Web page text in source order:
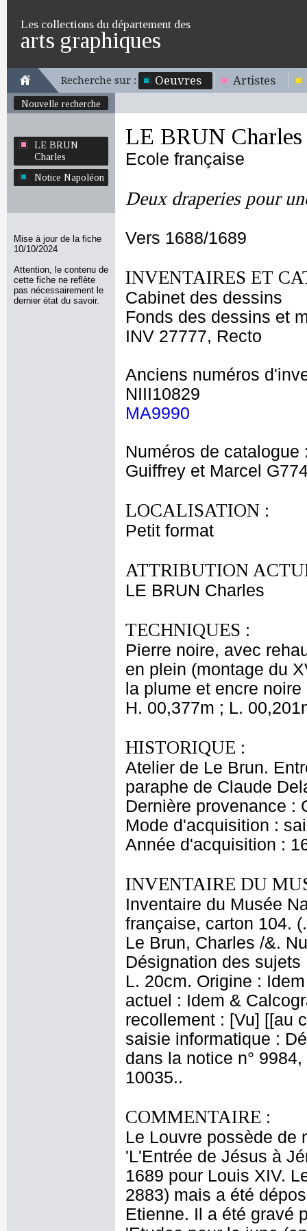
Les collections du département des
arts graphiques
Recherche sur : Oeuvres Artistes
Nouvelle recherche
LE BRUN
Charles
Notice Napoléon
Mise à jour de la fiche
10/10/2024
Attention, le contenu de
cette fiche ne reflète
pas nécessairement le
dernier état du savoir.
LE BRUN Charles
Ecole française
Deux draperies pour
Vers 1688/1689
INVENTAIRES ET
Cabinet des dessins
Fonds des dessins et
INV 27777, Recto
Anciens numéros
NIII10829
MA9990
Numéros de catalogue
Guiffrey et Marcel
LOCALISATION :
Petit format
ATTRIBUTION
LE BRUN Charles
TECHNIQUES :
Pierre noire, avec
en plein (montage du
la plume et encre
H. 00,377m ; L.
HISTORIQUE :
Atelier de Le Brun.
paraphe de Claude
Dernière provenance :
Mode d'acquisition :
Année d'acquisition :
INVENTAIRE DU
Inventaire du Musée
française, carton 104.
Le Brun, Charles /&.
Désignation des
L. 20cm. Origine :
actuel : Idem &
recollement : [Vu] [[au
saisie informatique :
dans la notice n°
10035..
COMMENTAIRE :
Le Louvre possède de
'L'Entrée de Jésus à
1689 pour Louis XIV.
2883) mais a été
Etienne. Il a été gravé